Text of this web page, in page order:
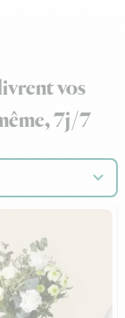
vos
7j/7